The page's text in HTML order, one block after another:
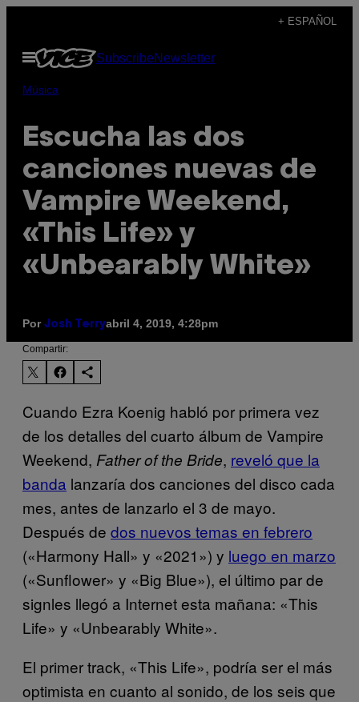
contenido
+ ESPAÑOL
Abrir
Menú
SubscribeNewsletter
Música
Escucha las dos
canciones nuevas de
Vampire Weekend,
«This Life» y
«Unbearably White»
Por Josh Terryabril 4, 2019, 4:28pm
Compartir:
Cuando Ezra Koenig habló por primera vez
de los detalles del cuarto álbum de Vampire
Weekend, Father of the Bride, reveló que la
banda lanzaría dos canciones del disco cada
mes, antes de lanzarlo el 3 de mayo.
Después de dos nuevos temas en febrero
(«Harmony Hall» y «2021») y luego en marzo
(«Sunflower» y «Big Blue»), el último par de
signles llegó a Internet esta mañana: «This
Life» y «Unbearably White».
El primer track, «This Life», podría ser el más
optimista en cuanto al sonido, de los seis que